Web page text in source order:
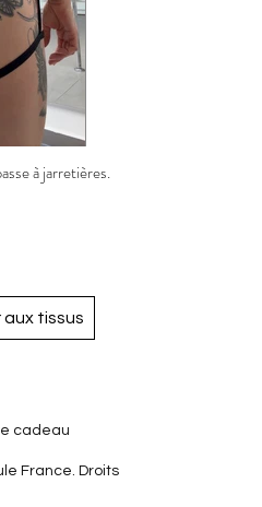
à jarretières.
aux tissus
cadeau
France. Droits